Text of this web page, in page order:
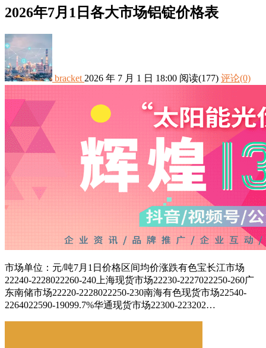
2026年7月1日各大市场铝锭价格表
bracket 2026 年 7 月 1 日 18:00 阅读(177) 评论(0)
市场单位：元/吨7月1日价格区间均价涨跌有色宝长江市场
22240-2228022260-240上海现货市场22230-2227022250-260广
东南储市场22220-2228022250-230南海有色现货市场22540-
2264022590-19099.7%华通现货市场22300-223202…